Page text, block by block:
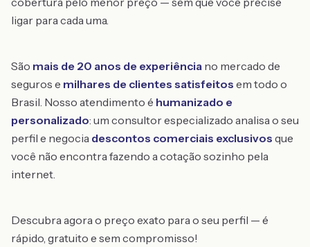
ligar para cada uma.
São mais de 20 anos de experiência no mercado de
seguros e milhares de clientes satisfeitos em todo o
Brasil. Nosso atendimento é humanizado e
personalizado: um consultor especializado analisa o seu
perfil e negocia descontos comerciais exclusivos que
você não encontra fazendo a cotação sozinho pela
internet.
Descubra agora o preço exato para o seu perfil — é
rápido, gratuito e sem compromisso!